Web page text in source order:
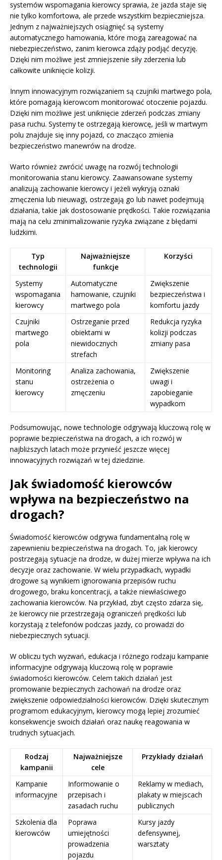
systemów wspomagania kierowcy sprawia, że jazda staje się
nie tylko komfortowa, ale przede wszystkim bezpieczniejsza.
Jednym z najważniejszych osiągnięć są systemy
automatycznego hamowania, które mogą zareagować na
niebezpieczeństwo, zanim kierowca zdąży podjąć decyzję.
Dzięki nim możliwe jest zmniejszenie siły zderzenia lub
całkowite uniknięcie kolizji.
Innym innowacyjnym rozwiązaniem są czujniki martwego pola,
które pomagają kierowcom monitorować otoczenie pojazdu.
Dzięki nim możliwe jest uniknięcie zderzeń podczas zmiany
pasa ruchu. Systemy te ostrzegają kierowcę, jeśli w martwym
polu znajduje się inny pojazd, co znacząco zmienia
bezpieczeństwo manewrów na drodze.
Warto również zwrócić uwagę na rozwój technologii
monitorowania stanu kierowcy. Zaawansowane systemy
analizują zachowanie kierowcy i jeżeli wykryją oznaki
zmęczenia lub nieuwagi, ostrzegają go lub nawet podejmują
działania, takie jak dostosowanie prędkości. Takie rozwiązania
mają na celu zminimalizowanie ryzyka związane z błędami
ludzkimi.
Typ
technologii
Najważniejsze
funkcje
Korzyści
Systemy
wspomagania
kierowcy
Automatyczne
hamowanie, czujniki
martwego pola
Zwiększenie
bezpieczeństwa i
komfortu jazdy
Czujniki
martwego
pola
Ostrzeganie przed
obiektami w
niewidocznych
strefach
Redukcja ryzyka
kolizji podczas
zmiany pasa
Monitoring
stanu
kierowcy
Analiza zachowania,
ostrzeżenia o
zmęczeniu
Zwiększenie
uwagi i
zapobieganie
wypadkom
Podsumowując, nowe technologie odgrywają kluczową rolę w
poprawie bezpieczeństwa na drogach, a ich rozwój w
najbliższych latach może przynieść jeszcze więcej
innowacyjnych rozwiązań w tej dziedzinie.
Jak świadomość kierowców
wpływa na bezpieczeństwo na
drogach?
Świadomość kierowców odgrywa fundamentalną rolę w
zapewnieniu bezpieczeństwa na drogach. To, jak kierowcy
postrzegają sytuacje na drodze, w dużej mierze wpływa na ich
decyzje oraz zachowanie. W wielu przypadkach, wypadki
drogowe są wynikiem ignorowania przepisów ruchu
drogowego, braku koncentracji, a także niewłaściwego
zachowania kierowców. Na przykład, zbyt często zdarza się,
że kierowcy nie przestrzegają ograniczeń prędkości lub
korzystają z telefonów podczas jazdy, co prowadzi do
niebezpiecznych sytuacji.
W obliczu tych wyzwań, edukacja i różnego rodzaju kampanie
informacyjne odgrywają kluczową rolę w poprawie
świadomości kierowców. Celem takich działań jest
promowanie bezpiecznych zachowań na drodze oraz
zwiększenie odpowiedzialności kierowców. Dzięki skutecznym
programom edukacyjnym, kierowcy mogą lepiej zrozumieć
konsekwencje swoich działań oraz naukę reagowania w
trudnych sytuacjach.
Rodzaj
kampanii
Najważniejsze
cele
Przykłady działań
Kampanie
informacyjne
Informowanie o
przepisach i
zasadach ruchu
Reklamy w mediach,
plakaty w miejscach
publicznych
Szkolenia dla
kierowców
Poprawa
umiejętności
prowadzenia
pojazdu
Kursy jazdy
defensywnej,
warsztaty